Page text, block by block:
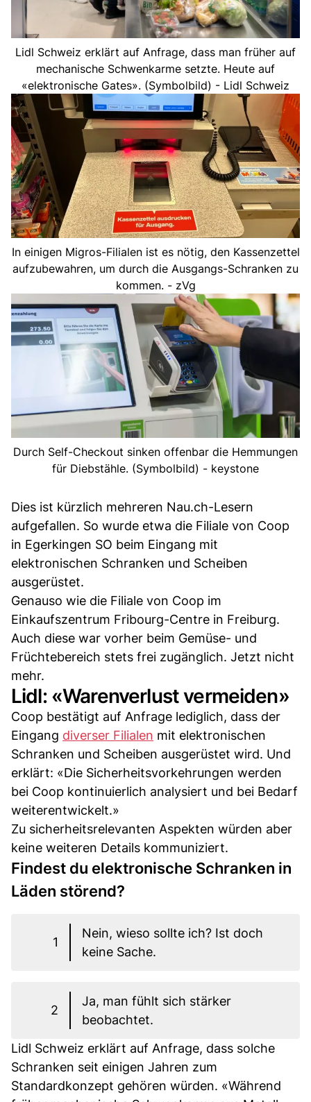
Lidl Schweiz erklärt auf Anfrage, dass man früher auf
mechanische Schwenkarme setzte. Heute auf
«elektronische Gates». (Symbolbild) - Lidl Schweiz
In einigen Migros-Filialen ist es nötig, den Kassenzettel
aufzubewahren, um durch die Ausgangs-Schranken zu
kommen. - zVg
Durch Self-Checkout sinken offenbar die Hemmungen
für Diebstähle. (Symbolbild) - keystone
Dies ist kürzlich mehreren Nau.ch-Lesern
aufgefallen. So wurde etwa die Filiale von Coop
in Egerkingen SO beim Eingang mit
elektronischen Schranken und Scheiben
ausgerüstet.
Genauso wie die Filiale von Coop im
Einkaufszentrum Fribourg-Centre in Freiburg.
Auch diese war vorher beim Gemüse- und
Früchtebereich stets frei zugänglich. Jetzt nicht
mehr.
Lidl: «Warenverlust vermeiden»
Coop bestätigt auf Anfrage lediglich, dass der
Eingang diverser Filialen mit elektronischen
Schranken und Scheiben ausgerüstet wird. Und
erklärt: «Die Sicherheitsvorkehrungen werden
bei Coop kontinuierlich analysiert und bei Bedarf
weiterentwickelt.»
Zu sicherheitsrelevanten Aspekten würden aber
keine weiteren Details kommuniziert.
Findest du elektronische Schranken in
Läden störend?
1
Nein, wieso sollte ich? Ist doch
keine Sache.
2
Ja, man fühlt sich stärker
beobachtet.
Lidl Schweiz erklärt auf Anfrage, dass solche
Schranken seit einigen Jahren zum
Standardkonzept gehören würden. «Während